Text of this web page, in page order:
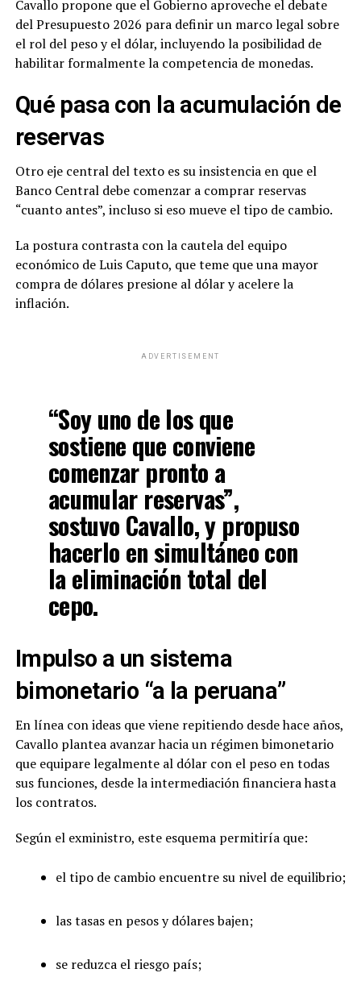
Cavallo propone que el Gobierno aproveche el debate
del Presupuesto 2026 para definir un marco legal sobre
el rol del peso y el dólar, incluyendo la posibilidad de
habilitar formalmente la competencia de monedas.
Qué pasa con la acumulación de
reservas
Otro eje central del texto es su insistencia en que el
Banco Central debe comenzar a comprar reservas
“cuanto antes”, incluso si eso mueve el tipo de cambio.
La postura contrasta con la cautela del equipo
económico de Luis Caputo, que teme que una mayor
compra de dólares presione al dólar y acelere la
inflación.
ADVERTISEMENT
“Soy uno de los que
sostiene que conviene
comenzar pronto a
acumular reservas”,
sostuvo Cavallo, y propuso
hacerlo en simultáneo con
la eliminación total del
cepo.
Impulso a un sistema
bimonetario “a la peruana”
En línea con ideas que viene repitiendo desde hace años,
Cavallo plantea avanzar hacia un régimen bimonetario
que equipare legalmente al dólar con el peso en todas
sus funciones, desde la intermediación financiera hasta
los contratos.
Según el exministro, este esquema permitiría que:
el tipo de cambio encuentre su nivel de equilibrio;
las tasas en pesos y dólares bajen;
se reduzca el riesgo país;